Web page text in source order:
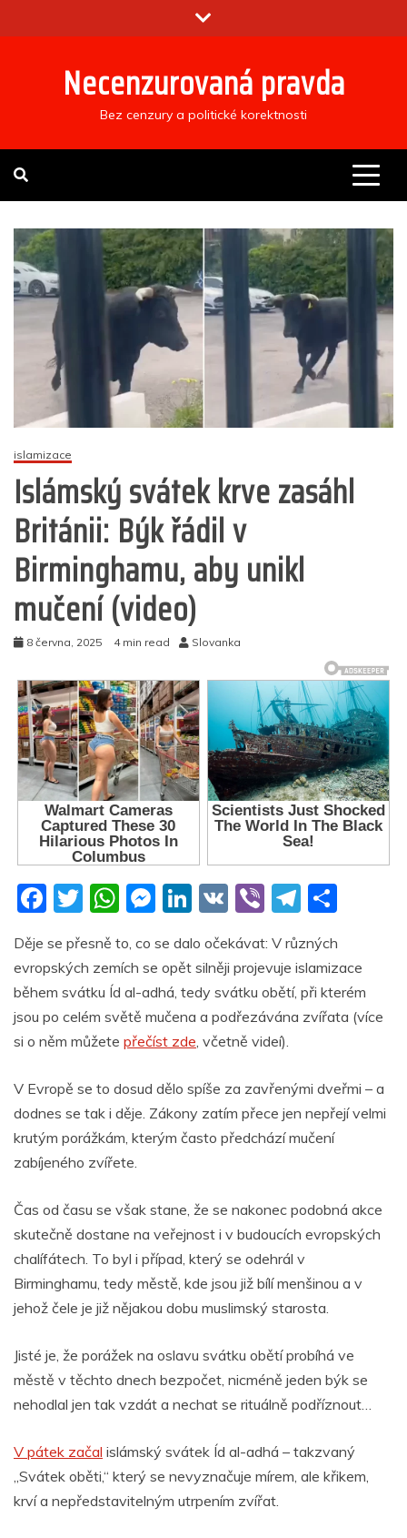
to
Necenzurovaná pravda
Bez cenzury a politické korektnosti
islamizace
Islámský svátek krve zasáhl
Británii: Býk řádil v
Birminghamu, aby unikl
mučení (video)
8 června, 2025 4 min read Slovanka
F
c
e
b
o
k
T
w
itt
er
W
at
s
A
p
M
ss
e
n
g
er
Li
k
e
dI
n
V
K
Vi
er
T
el
e
gr
a
ar
e
Děje se přesně to, co se dalo očekávat: V různých
evropských zemích se opět silněji projevuje islamizace
během svátku Íd al-adhá, tedy svátku obětí, při kterém
jsou po celém světě mučena a podřezávána zvířata (více
si o něm můžete přečíst zde, včetně videí).
V Evropě se to dosud dělo spíše za zavřenými dveřmi – a
dodnes se tak i děje. Zákony zatím přece jen nepřejí velmi
krutým porážkám, kterým často předchází mučení
zabíjeného zvířete.
Čas od času se však stane, že se nakonec podobná akce
skutečně dostane na veřejnost i v budoucích evropských
chalífátech. To byl i případ, který se odehrál v
Birminghamu, tedy městě, kde jsou již bílí menšinou a v
jehož čele je již nějakou dobu muslimský starosta.
Jisté je, že porážek na oslavu svátku obětí probíhá ve
městě v těchto dnech bezpočet, nicméně jeden býk se
nehodlal jen tak vzdát a nechat se rituálně podříznout…
V pátek začal islámský svátek Íd al-adhá – takzvaný
„Svátek oběti,“ který se nevyznačuje mírem, ale křikem,
krví a nepředstavitelným utrpením zvířat.